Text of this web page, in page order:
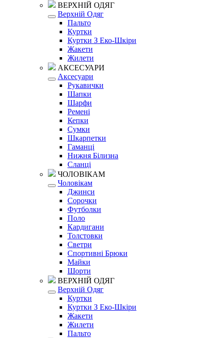
ВЕРХНІЙ ОДЯГ
Верхній Одяг
Пальто
Куртки
Куртки З Еко-Шкіри
Жакети
Жилети
АКСЕСУАРИ
Аксесуари
Рукавички
Шапки
Шарфи
Ремені
Кепки
Сумки
Шкарпетки
Гаманці
Нижня Білизна
Сланці
ЧОЛОВІКАМ
Чоловікам
Джинси
Сорочки
Футболки
Поло
Кардигани
Толстовки
Светри
Спортивні Брюки
Майки
Шорти
ВЕРХНІЙ ОДЯГ
Верхній Одяг
Куртки
Куртки З Еко-Шкіри
Жакети
Жилети
Пальто